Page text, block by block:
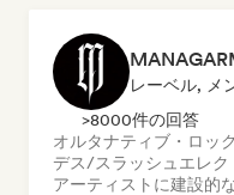
>8000件の回答
オルタナティブ・ロック
デス/スラッシュ エレク
アーティストに建設的